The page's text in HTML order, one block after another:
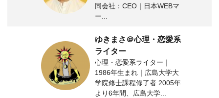
同会社：CEO｜日本WEBマ
ー...
ゆきまさ＠心理・恋愛系
ライター
心理・恋愛系ライター｜
1986年生まれ｜広島大学大
学院修士課程修了者 2005年
より6年間、広島大学...